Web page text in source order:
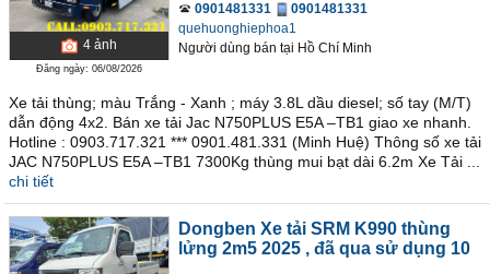
4 ảnh
Đăng ngày: 06/08/2026
0901481331
0901481331
quehuonghiephoa1
Người dùng bán tại Hồ Chí Minh
Xe tải thùng; màu Trắng - Xanh ; máy 3.8L dầu diesel; số tay (M/T)
dẫn động 4x2. Bán xe tải Jac N750PLUS E5A –TB1 giao xe nhanh.
Hotline : 0903.717.321 *** 0901.481.331 (Minh Huệ) Thông số xe tải
JAC N750PLUS E5A –TB1 7300Kg thùng mui bạt dài 6.2m Xe Tải ...
chi tiết
Dongben Xe tải SRM K990 thùng
lửng 2m5 2025 , đã qua sử dụng 10